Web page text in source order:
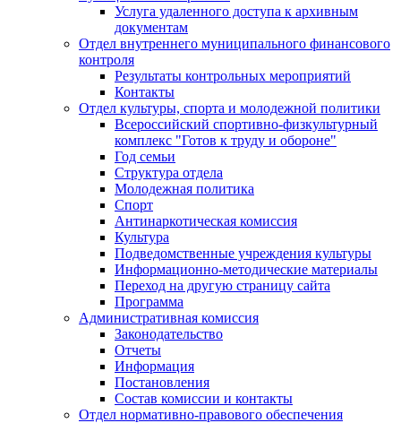
Услуга удаленного доступа к архивным
документам
Отдел внутреннего муниципального финансового
контроля
Результаты контрольных мероприятий
Контакты
Отдел культуры, спорта и молодежной политики
Всероссийский спортивно-физкультурный
комплекс "Готов к труду и обороне"
Год семьи
Структура отдела
Молодежная политика
Спорт
Антинаркотическая комиссия
Культура
Подведомственные учреждения культуры
Информационно-методические материалы
Переход на другую страницу сайта
Программа
Административная комиссия
Законодательство
Отчеты
Информация
Постановления
Состав комиссии и контакты
Отдел нормативно-правового обеспечения